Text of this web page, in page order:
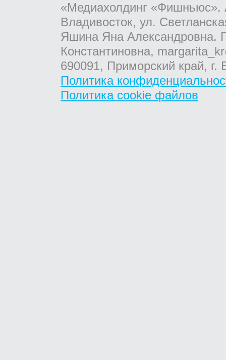
«Медиахолдинг «Фишньюс».
Владивосток, ул.
Яшина Яна Александровна.
Константиновна,
690091, Приморский край,
Политика
Политика cookie файлов